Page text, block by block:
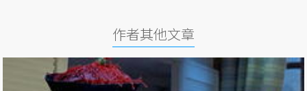
作者其他文章